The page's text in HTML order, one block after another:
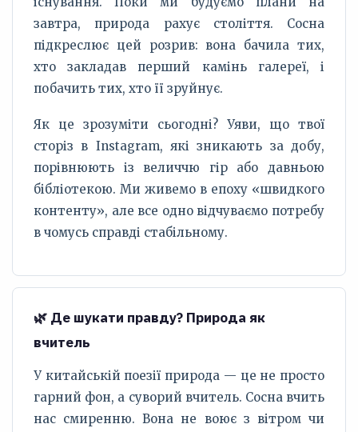
завтра, природа рахує століття. Сосна
підкреслює цей розрив: вона бачила тих,
хто закладав перший камінь галереї, і
побачить тих, хто її зруйнує.
Як це зрозуміти сьогодні? Уяви, що твої
сторіз в Instagram, які зникають за добу,
порівнюють із величчю гір або давньою
бібліотекою. Ми живемо в епоху «швидкого
контенту», але все одно відчуваємо потребу
в чомусь справді стабільному.
🌿 Де шукати правду? Природа як
вчитель
У китайській поезії природа — це не просто
гарний фон, а суворий вчитель. Сосна вчить
нас смиренню. Вона не воює з вітром чи